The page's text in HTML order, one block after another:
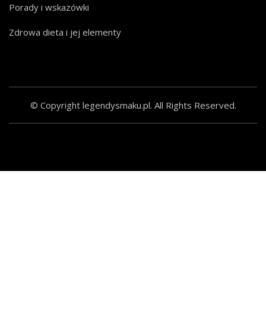
Porady i wskazówki
Zdrowa dieta i jej elementy
© Copyright legendysmaku.pl. All Rights Reserved.